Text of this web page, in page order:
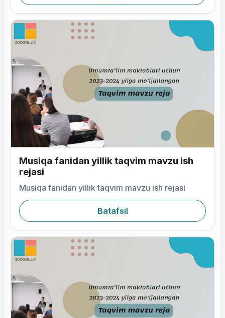
Musiqa fanidan yillik taqvim mavzu ish
rejasi
Musiqa fanidan yillik taqvim mavzu ish rejasi
Batafsil